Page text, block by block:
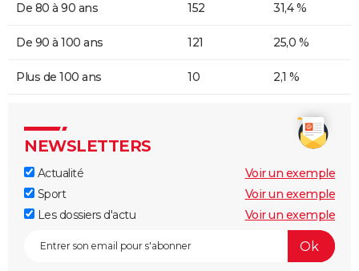
De 80 à 90 ans 152 31,4 %
De 90 à 100 ans 121 25,0 %
Plus de 100 ans 10 2,1 %
NEWSLETTERS
Actualité
Voir un exemple
Sport
Voir un exemple
Les dossiers d'actu
Voir un exemple